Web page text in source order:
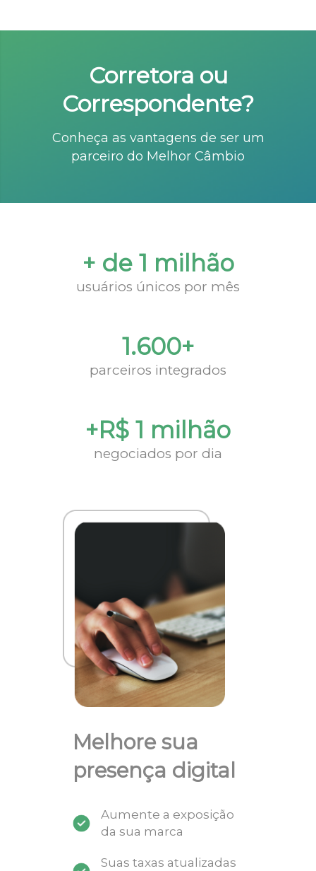
Corretora ou
Correspondente?
Conheça as vantagens de ser um
parceiro do Melhor Câmbio
+ de 1 milhão
usuários únicos por mês
1.600+
parceiros integrados
+R$ 1 milhão
negociados por dia
Melhore sua
presença digital
Aumente a exposição
da sua marca
Suas taxas atualizadas